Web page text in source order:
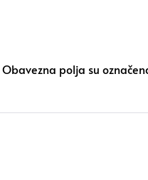
Obavezna polja su